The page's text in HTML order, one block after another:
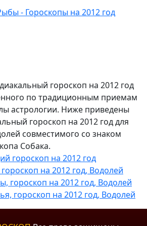
- Гороскопы на 2012 год
гороскоп на 2012 год
по традиционным приемам
астрологии. Ниже приведены
гороскоп на 2012 год для
совместимого со знаком
Собака.
гороскоп на 2012 год
на 2012 год, Водолей
гороскоп на 2012 год, Водолей
гороскоп на 2012 год, Водолей